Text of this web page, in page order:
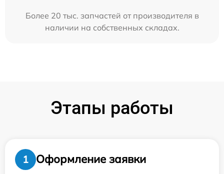
Более 20 тыс. запчастей от производителя в
наличии на собственных складах.
Этапы работы
1
Оформление заявки